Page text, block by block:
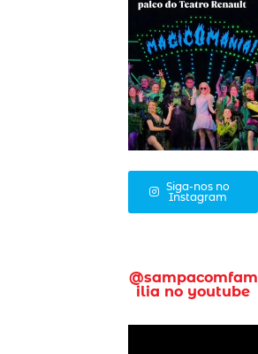
Siga-nos no
Instagram
@sampacomfam
ilia no youtube